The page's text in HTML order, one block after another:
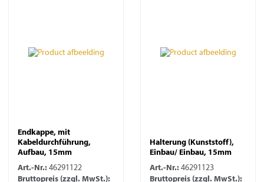
Endkappe, mit
Kabeldurchführung,
Aufbau, 15mm
Art.-Nr.: 46291122
Bruttopreis (zzgl. MwSt.):
Halterung (Kunststoff),
Einbau/ Einbau, 15mm
Art.-Nr.: 46291123
Bruttopreis (zzgl. MwSt.):